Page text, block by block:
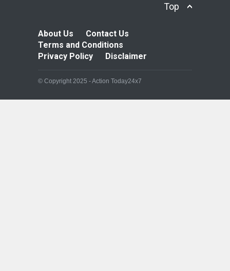
Top
About Us
Contact Us
Terms and Conditions
Privacy Policy
Disclaimer
© Copyright 2025 - Action Today24x7